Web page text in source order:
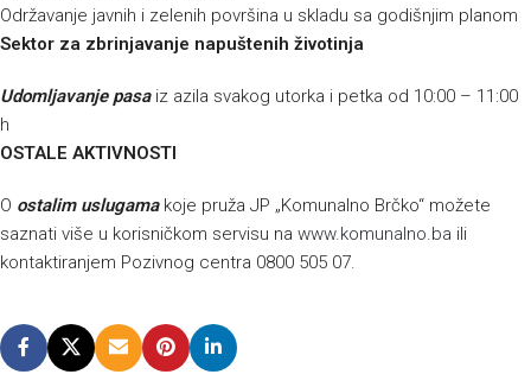
Održavanje javnih i zelenih površina u skladu sa godišnjim planom
Sektor za zbrinjavanje napuštenih životinja
Udomljavanje pasaiz azila svakog utorka i petka od 10:00 – 11:00
h
OSTALE AKTIVNOSTI
O ostalim uslugamakoje pruža JP „Komunalno Brčko“ možete
saznati više u korisničkom servisu na www.komunalno.ba ili
kontaktiranjem Pozivnog centra 0800 505 07.